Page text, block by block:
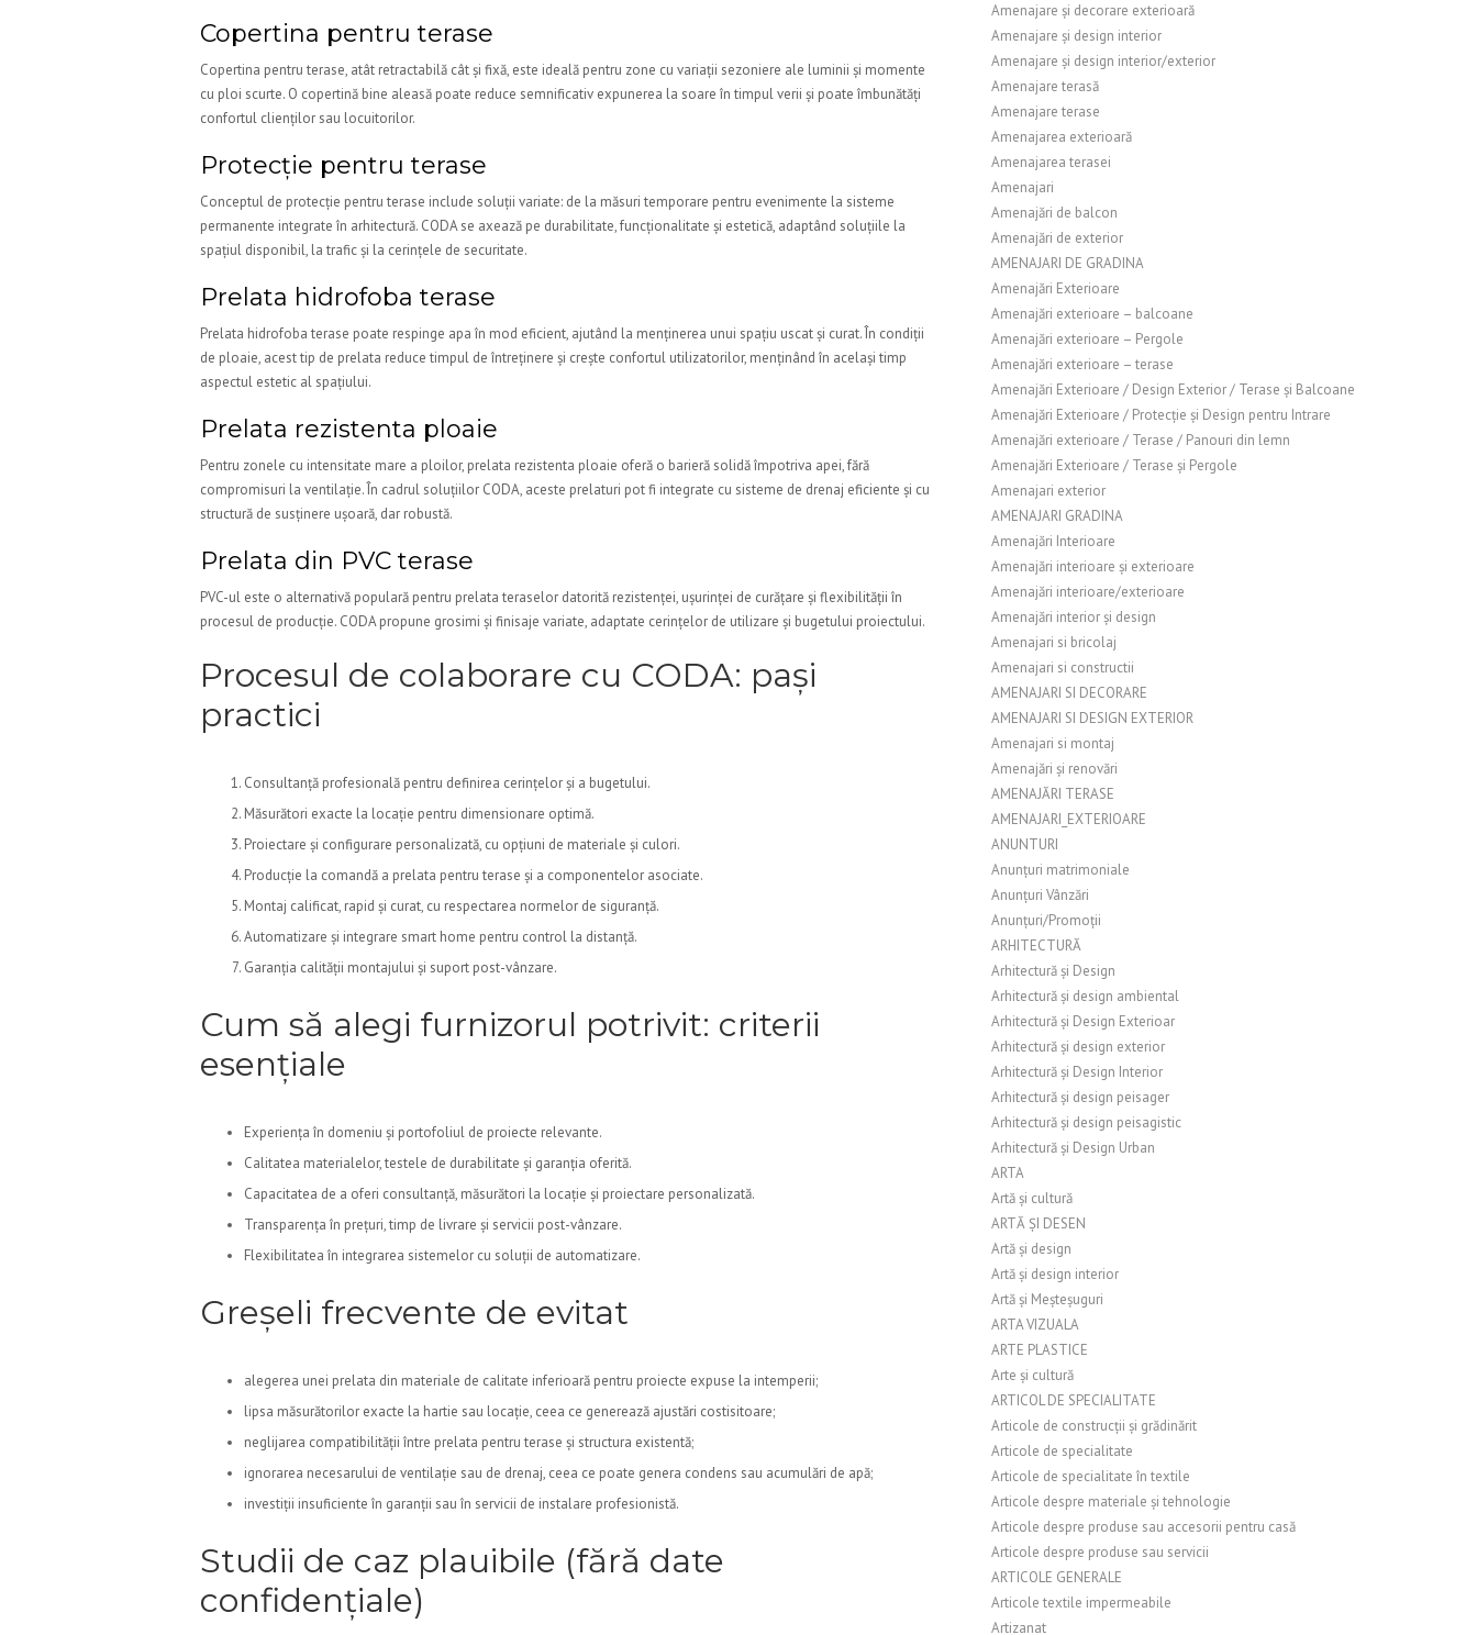
Copertina pentru terase
Copertina pentru terase, atât retractabilă cât și fixă, este ideală pentru zone cu variații sezoniere ale luminii și momente
cu ploi scurte. O copertină bine aleasă poate reduce semnificativ expunerea la soare în timpul verii și poate îmbunătăți
confortul clienților sau locuitorilor.
Protecție pentru terase
Conceptul de protecție pentru terase include soluții variate: de la măsuri temporare pentru evenimente la sisteme
permanente integrate în arhitectură. CODA se axează pe durabilitate, funcționalitate și estetică, adaptând soluțiile la
spațiul disponibil, la trafic și la cerințele de securitate.
Prelata hidrofoba terase
Prelata hidrofoba terase poate respinge apa în mod eficient, ajutând la menținerea unui spațiu uscat și curat. În condiții
de ploaie, acest tip de prelata reduce timpul de întreținere și crește confortul utilizatorilor, menținând în același timp
aspectul estetic al spațiului.
Prelata rezistenta ploaie
Pentru zonele cu intensitate mare a ploilor, prelata rezistenta ploaie oferă o barieră solidă împotriva apei, fără
compromisuri la ventilație. În cadrul soluțiilor CODA, aceste prelaturi pot fi integrate cu sisteme de drenaj eficiente și cu
structură de susținere ușoară, dar robustă.
Prelata din PVC terase
PVC-ul este o alternativă populară pentru prelata teraselor datorită rezistenței, ușurinței de curățare și flexibilității în
procesul de producție. CODA propune grosimi și finisaje variate, adaptate cerințelor de utilizare și bugetului proiectului.
Procesul de colaborare cu CODA: pași
practici
Consultanță profesională pentru definirea cerințelor și a bugetului.
Măsurători exacte la locație pentru dimensionare optimă.
Proiectare și configurare personalizată, cu opțiuni de materiale și culori.
Producție la comandă a prelata pentru terase și a componentelor asociate.
Montaj calificat, rapid și curat, cu respectarea normelor de siguranță.
Automatizare și integrare smart home pentru control la distanță.
Garanția calității montajului și suport post-vânzare.
Cum să alegi furnizorul potrivit: criterii
esențiale
Experiența în domeniu și portofoliul de proiecte relevante.
Calitatea materialelor, testele de durabilitate și garanția oferită.
Capacitatea de a oferi consultanță, măsurători la locație și proiectare personalizată.
Transparența în prețuri, timp de livrare și servicii post-vânzare.
Flexibilitatea în integrarea sistemelor cu soluții de automatizare.
Greșeli frecvente de evitat
alegerea unei prelata din materiale de calitate inferioară pentru proiecte expuse la intemperii;
lipsa măsurătorilor exacte la hartie sau locație, ceea ce generează ajustări costisitoare;
neglijarea compatibilității între prelata pentru terase și structura existentă;
ignorarea necesarului de ventilație sau de drenaj, ceea ce poate genera condens sau acumulări de apă;
investiții insuficiente în garanții sau în servicii de instalare profesionistă.
Studii de caz plauibile (fără date
confidențiale)
Amenajare și decorare exterioară
Amenajare și design interior
Amenajare și design interior/exterior
Amenajare terasă
Amenajare terase
Amenajarea exterioară
Amenajarea terasei
Amenajari
Amenajări de balcon
Amenajări de exterior
AMENAJARI DE GRADINA
Amenajări Exterioare
Amenajări exterioare – balcoane
Amenajări exterioare – Pergole
Amenajări exterioare – terase
Amenajări Exterioare / Design Exterior / Terase și Balcoane
Amenajări Exterioare / Protecție și Design pentru Intrare
Amenajări exterioare / Terase / Panouri din lemn
Amenajări Exterioare / Terase și Pergole
Amenajari exterior
AMENAJARI GRADINA
Amenajări Interioare
Amenajări interioare și exterioare
Amenajări interioare/exterioare
Amenajări interior și design
Amenajari si bricolaj
Amenajari si constructii
AMENAJARI SI DECORARE
AMENAJARI SI DESIGN EXTERIOR
Amenajari si montaj
Amenajări și renovări
AMENAJĂRI TERASE
AMENAJARI_EXTERIOARE
ANUNTURI
Anunțuri matrimoniale
Anunțuri Vânzări
Anunțuri/Promoții
ARHITECTURĂ
Arhitectură și Design
Arhitectură și design ambiental
Arhitectură și Design Exterioar
Arhitectură și design exterior
Arhitectură și Design Interior
Arhitectură și design peisager
Arhitectură și design peisagistic
Arhitectură și Design Urban
ARTA
Artă și cultură
ARTĂ ȘI DESEN
Artă și design
Artă și design interior
Artă și Meșteșuguri
ARTA VIZUALA
ARTE PLASTICE
Arte și cultură
ARTICOL DE SPECIALITATE
Articole de construcții și grădinărit
Articole de specialitate
Articole de specialitate în textile
Articole despre materiale și tehnologie
Articole despre produse sau accesorii pentru casă
Articole despre produse sau servicii
ARTICOLE GENERALE
Articole textile impermeabile
Artizanat